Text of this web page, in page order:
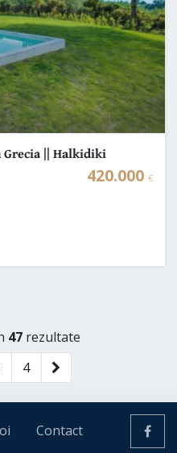
Grecia || Halkidiki
420.000 €
47rezultate
4
Contact